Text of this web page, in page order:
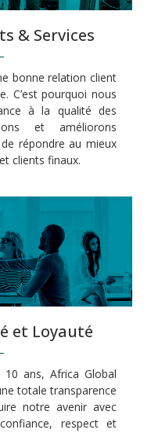
& Services
bonne relation client
C’est pourquoi nous
à la qualité des
et améliorons
répondre au mieux
clients finaux.
et Loyauté
ans, Africa Global
totale transparence
notre avenir avec
respect et